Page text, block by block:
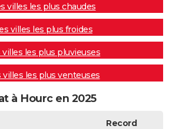
villes les plus chaudes
villes les plus froides
villes les plus pluvieuses
villes les plus venteuses
à Hourc en 2025
Record